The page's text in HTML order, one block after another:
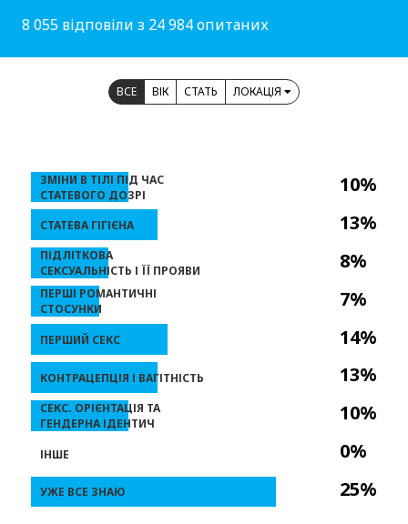
8 055 відповіли з 24 984 опитаних
ВСЕ ВІК СТАТЬ ЛОКАЦІЯ
10%
13%
8%
7%
14%
13%
10%
0%
25%
ЗМІНИ В ТІЛІ ПІД ЧАС
СТАТЕВОГО ДОЗРІ
СТАТЕВА ГІГІЄНА
ПІДЛІТКОВА
СЕКСУАЛЬНІСТЬ І ЇЇ ПРОЯВИ
ПЕРШІ РОМАНТИЧНІ
СТОСУНКИ
ПЕРШИЙ СЕКС
КОНТРАЦЕПЦІЯ І ВАГІТНІСТЬ
СЕКС. ОРІЄНТАЦІЯ ТА
ГЕНДЕРНА ІДЕНТИЧ
ІНШЕ
УЖЕ ВСЕ ЗНАЮ